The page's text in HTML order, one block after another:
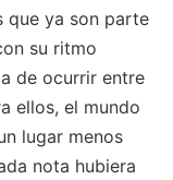
que ya son parte
su ritmo
de ocurrir entre
ellos, el mundo
lugar menos
nota hubiera